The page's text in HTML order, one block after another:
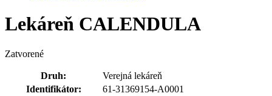
Lekáreň CALENDULA
Zatvorené
Druh:
Verejná lekáreň
Identifikátor:
61-31369154-A0001